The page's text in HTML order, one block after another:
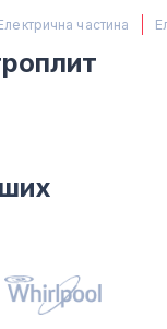
частина